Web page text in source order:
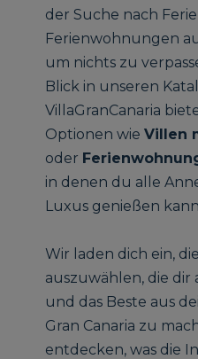
der Suche nach
Ferienwohnungen
um nichts zu
Blick in unseren
VillaGranCanaria
Optionen wie Villen
oder
in denen du alle
Luxus genießen
Wir laden dich ein,
auszuwählen, die dir
und das Beste aus
Gran Canaria zu
entdecken, was die